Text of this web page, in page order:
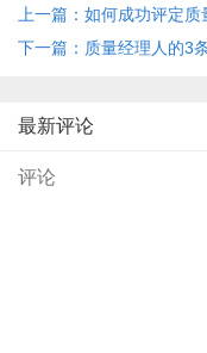
上一篇：如何成功评定
下一篇：质量经理人的3
最新评论